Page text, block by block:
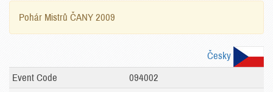
Pohár Mistrů ČANY 2009
Česky
Event Code
094002